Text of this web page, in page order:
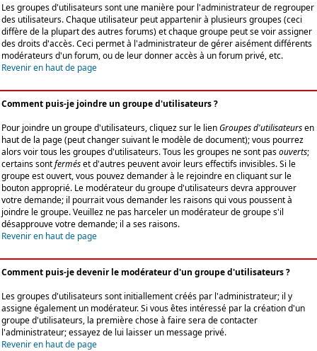
Les groupes d'utilisateurs sont une manière pour l'administrateur de regrouper
des utilisateurs. Chaque utilisateur peut appartenir à plusieurs groupes (ceci
diffère de la plupart des autres forums) et chaque groupe peut se voir assigner
des droits d'accès. Ceci permet à l'administrateur de gérer aisément différents
modérateurs d'un forum, ou de leur donner accès à un forum privé, etc.
Revenir en haut de page
Comment puis-je joindre un groupe d'utilisateurs ?
Pour joindre un groupe d'utilisateurs, cliquez sur le lienGroupes d'utilisateursen
haut de la page (peut changer suivant le modèle de document); vous pourrez
alors voir tous les groupes d'utilisateurs. Tous les groupes ne sont pasouverts;
certains sontferméset d'autres peuvent avoir leurs effectifs invisibles. Si le
groupe est ouvert, vous pouvez demander à le rejoindre en cliquant sur le
bouton approprié. Le modérateur du groupe d'utilisateurs devra approuver
votre demande; il pourrait vous demander les raisons qui vous poussent à
joindre le groupe. Veuillez ne pas harceler un modérateur de groupe s'il
désapprouve votre demande; il a ses raisons.
Revenir en haut de page
Comment puis-je devenir le modérateur d'un groupe d'utilisateurs ?
Les groupes d'utilisateurs sont initiallement créés par l'administrateur; il y
assigne également un modérateur. Si vous êtes intéressé par la création d'un
groupe d'utilisateurs, la première chose à faire sera de contacter
l'administrateur; essayez de lui laisser un message privé.
Revenir en haut de page